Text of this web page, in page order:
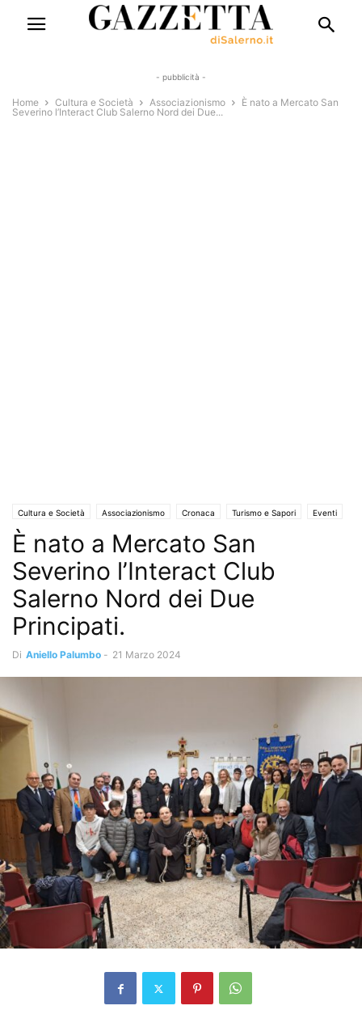
- pubblicità -
Home Cultura e Società Associazionismo
È nato a Mercato San
Severino l’Interact Club Salerno Nord dei Due...
Cultura e Società Associazionismo Cronaca Turismo e Sapori Eventi
Eventi e Manifestazioni Solo Annunci
È nato a Mercato San
Severino l’Interact Club
Salerno Nord dei Due
Principati.
Di Aniello Palumbo - 21 Marzo 2024